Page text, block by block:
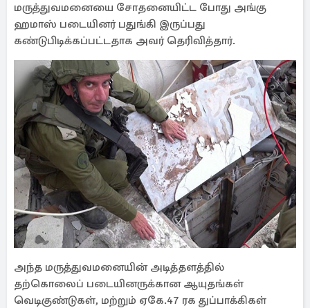
மருத்துவமனையை சோதனையிட்ட போது அங்கு
ஹமாஸ் படையினர் பதுங்கி இருப்பது
கண்டுபிடிக்கப்பட்டதாக அவர் தெரிவித்தார்.
அந்த மருத்துவமனையின் அடித்தளத்தில்
தற்கொலைப் படையினருக்கான ஆயுதங்கள்
வெடிகுண்டுகள், மற்றும் ஏகே.47 ரக துப்பாக்கிகள்